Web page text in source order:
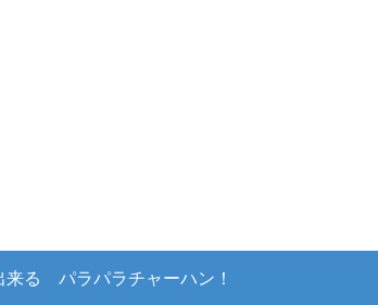
る パラパラチャーハン！